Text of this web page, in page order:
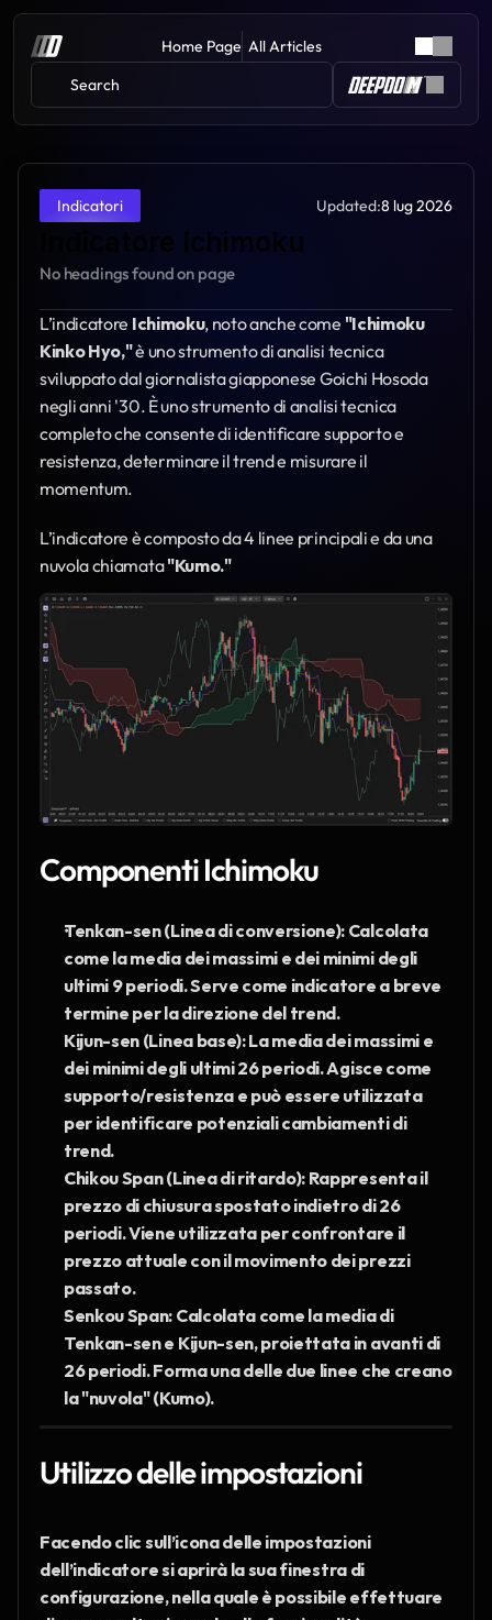
Home Page All Articles
Search
Indicatori Updated:8 lug 2026
Indicatore Ichimoku
No headings found on page
L’indicatore Ichimoku, noto anche come "Ichimoku
Kinko Hyo," è uno strumento di analisi tecnica
sviluppato dal giornalista giapponese Goichi Hosoda
negli anni '30. È uno strumento di analisi tecnica
completo che consente di identificare supporto e
resistenza, determinare il trend e misurare il
momentum.
L’indicatore è composto da 4 linee principali e da una
nuvola chiamata "Kumo."
Componenti Ichimoku
Tenkan-sen (Linea di conversione): Calcolata
come la media dei massimi e dei minimi degli
ultimi 9 periodi. Serve come indicatore a breve
termine per la direzione del trend.
Kijun-sen (Linea base): La media dei massimi e
dei minimi degli ultimi 26 periodi. Agisce come
supporto/resistenza e può essere utilizzata
per identificare potenziali cambiamenti di
trend.
Chikou Span (Linea di ritardo): Rappresenta il
prezzo di chiusura spostato indietro di 26
periodi. Viene utilizzata per confrontare il
prezzo attuale con il movimento dei prezzi
passato.
Senkou Span: Calcolata come la media di
Tenkan-sen e Kijun-sen, proiettata in avanti di
26 periodi. Forma una delle due linee che creano
la "nuvola" (Kumo).
Utilizzo delle impostazioni
Facendo clic sull’icona delle impostazioni
dell’indicatore si aprirà la sua finestra di
configurazione, nella quale è possibile effettuare